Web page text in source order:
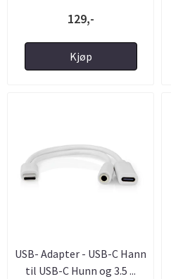
129,-
Kjøp
USB- Adapter - USB-C Hann
til USB-C Hunn og 3.5 ...